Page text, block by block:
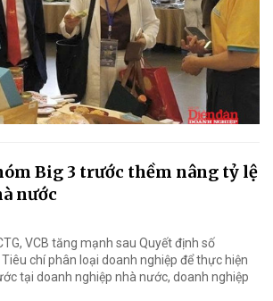
Big 3 trước thềm nâng tỷ lệ
nước
VCB tăng mạnh sau Quyết định số
chí phân loại doanh nghiệp để thực hiện
tại doanh nghiệp nhà nước, doanh nghiệp